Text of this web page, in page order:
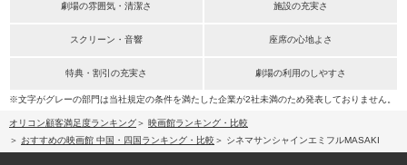
劇場の雰囲気・清潔さ 施設の充実さ
スクリーン・音響 座席の心地よさ
特典・割引の充実さ 劇場の利用のしやすさ
※文字がグレーの部門は当社規定の条件を満たした企業が2社未満のため発表しておりません。
オリコン顧客満足度ランキング
映画館ランキング・比較
おすすめの映画館 中国・四国ランキング・比較
シネマサンシャインエミフルMASAKI